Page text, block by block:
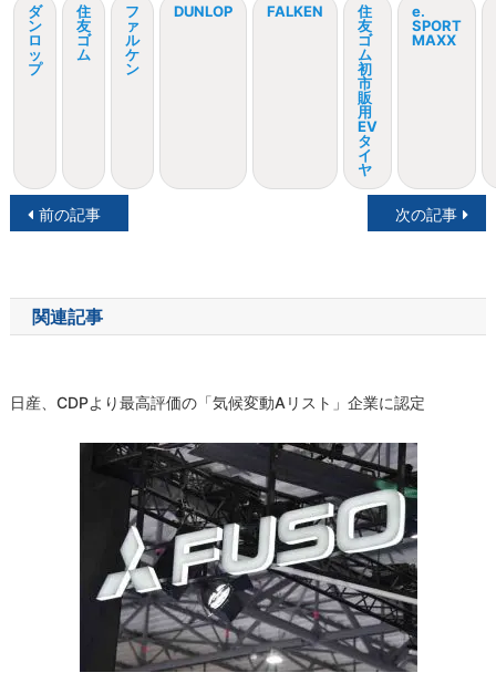
ダ
ン
ロ
ッ
プ
住
友
ゴ
ム
フ
ァ
ル
ケ
ン
DUNLOP FALKEN
住
友
ゴ
ム
初
市
販
用
EV
タ
イ
ヤ
e.
SPORT
MAXX
投
ナ
ビ
ゲ
前の記事 次の記事
関連記事
日産、CDPより最高評価の「気候変動Aリスト」企業に認定